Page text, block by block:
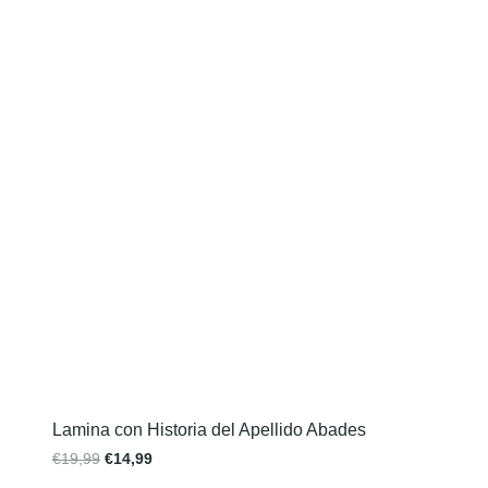
Lamina con Historia del Apellido Abades
€19,99 €14,99